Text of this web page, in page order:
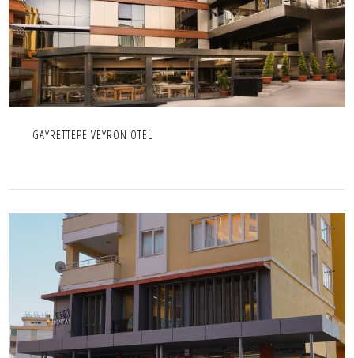
GAYRETTEPE VEYRON OTEL
İÇ MEKAN,IC MEKAN,OTEL
GAYRETTEPE VEYRON OTEL